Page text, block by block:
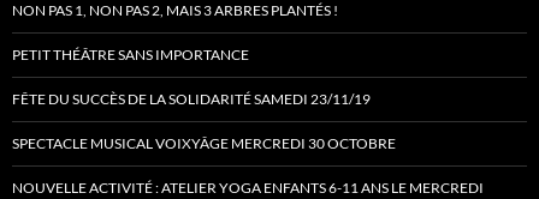
NON PAS 1, NON PAS 2, MAIS 3 ARBRES PLANTÉS !
PETIT THÉÂTRE SANS IMPORTANCE
FÊTE DU SUCCÈS DE LA SOLIDARITÉ SAMEDI 23/11/19
SPECTACLE MUSICAL VOIXYÂGE MERCREDI 30 OCTOBRE
NOUVELLE ACTIVITÉ : ATELIER YOGA ENFANTS 6-11 ANS LE MERCREDI